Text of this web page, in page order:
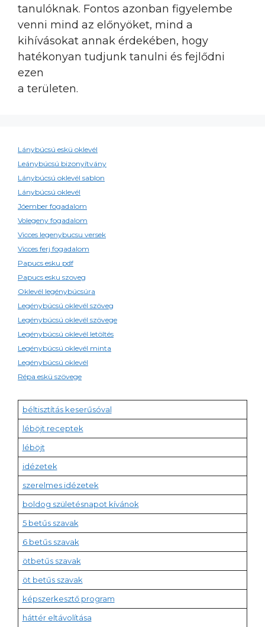
tanulóknak. Fontos azonban figyelembe
venni mind az előnyöket, mind a
kihívásokat annak érdekében, hogy
hatékonyan tudjunk tanulni és fejlődni
ezen
a területen.
Lánybúcsú eskü oklevél
Leánybúcsú bizonyítvány
Lánybúcsú oklevél sablon
Lánybúcsú oklevél
Jóember fogadalom
Volegeny fogadalom
Vicces legenybucsu versek
Vicces ferj fogadalom
Papucs esku pdf
Papucs esku szoveg
Oklevél legénybúcsúra
Legénybúcsú oklevél szöveg
Legénybúcsú oklevél szövege
Legénybúcsú oklevél letöltés
Legénybúcsú oklevél minta
Legénybúcsú oklevél
Répa eskü szövege
béltisztítás keserűsóval
léböjt receptek
léböjt
idézetek
szerelmes idézetek
boldog születésnapot kívánok
5 betűs szavak
6 betűs szavak
ötbetűs szavak
öt betűs szavak
képszerkesztő program
háttér eltávolítása